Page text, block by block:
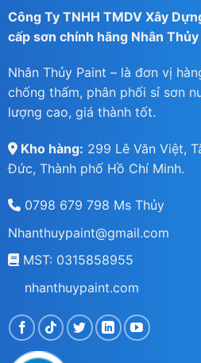
Công Ty TNHH TMDV Xây
cấp sơn chính hãng Nhân Thủy
Nhân Thủy Paint – là đơn vị
chống thấm, phân phối sỉ sơn
lượng cao, giá thành tốt.
Kho hàng: 299 Lê Văn Việt,
Đức, Thành phố Hồ Chí Minh.
0798 679 798 Ms Thủy
Nhanthuypaint@gmail.com
MST: 0315858955
nhanthuypaint.com